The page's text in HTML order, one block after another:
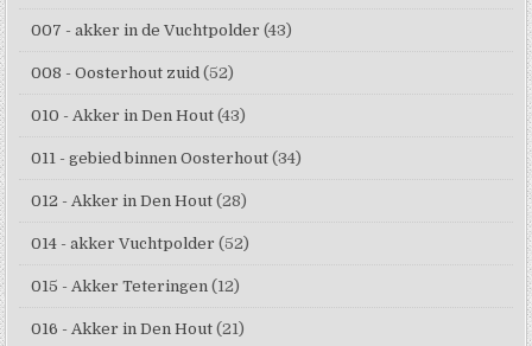
007 - akker in de Vuchtpolder (43)
008 - Oosterhout zuid (52)
010 - Akker in Den Hout (43)
011 - gebied binnen Oosterhout (34)
012 - Akker in Den Hout (28)
014 - akker Vuchtpolder (52)
015 - Akker Teteringen (12)
016 - Akker in Den Hout (21)